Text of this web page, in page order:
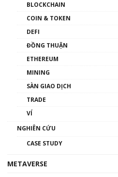
BLOCKCHAIN
COIN & TOKEN
DEFI
ĐỒNG THUẬN
ETHEREUM
MINING
SÀN GIAO DỊCH
TRADE
VÍ
NGHIÊN CỨU
CASE STUDY
METAVERSE